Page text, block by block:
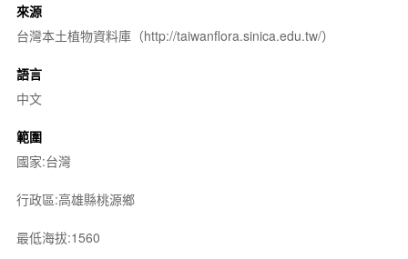
來源
台灣本土植物資料庫（http://taiwanflora.sinica.edu.tw/）
語言
中文
範圍
國家:台灣
行政區:高雄縣桃源鄉
最低海拔:1560